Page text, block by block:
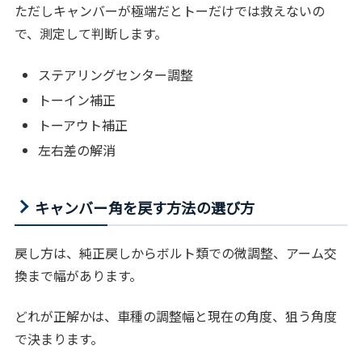
ただしキャンバーが極端だとトーだけでは救えないの
で、測定して判断します。
ステアリングセンター調整
トーイン補正
トーアウト補正
左右差の解消
キャンバー角を戻す方法の選び方
戻し方は、純正戻しからボルト類での微調整、アーム交
換まで幅があります。
どれが正解かは、車種の調整幅と現在の角度、狙う角度
で決まります。